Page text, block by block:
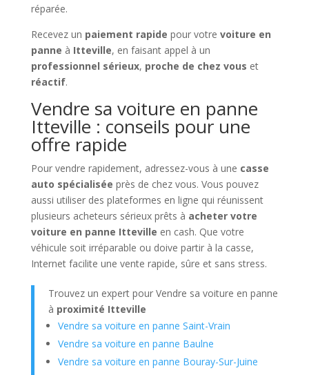
réparée.
Recevez un paiement rapide pour votre voiture en
panne à Itteville, en faisant appel à un
professionnel sérieux, proche de chez vous et
réactif.
Vendre sa voiture en panne
Itteville : conseils pour une
offre rapide
Pour vendre rapidement, adressez-vous à une casse
auto spécialisée près de chez vous. Vous pouvez
aussi utiliser des plateformes en ligne qui réunissent
plusieurs acheteurs sérieux prêts à acheter votre
voiture en panne Itteville en cash. Que votre
véhicule soit irréparable ou doive partir à la casse,
Internet facilite une vente rapide, sûre et sans stress.
Trouvez un expert pour Vendre sa voiture en panne
à proximité Itteville
Vendre sa voiture en panne Saint-Vrain
Vendre sa voiture en panne Baulne
Vendre sa voiture en panne Bouray-Sur-Juine